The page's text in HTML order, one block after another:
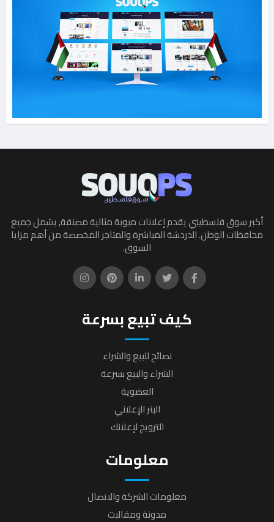
أكبر سوق فلسطيني يقدم إعلانات مبوبة مثالية مصنفة, يشمل جميع
محافظات الوطن. الدردشة المباشرة والمتاجر المخصصة من أهم مزايا
السوق.
كيف تبيع بسرعة
نصائح للبيع والشراء
الشراء والبيع بسرعة
العضوية
البنر الإعلاني
الترويج لإعلانك
معلومات
معلومات الشركة والاتصال
مدونة ومقالات